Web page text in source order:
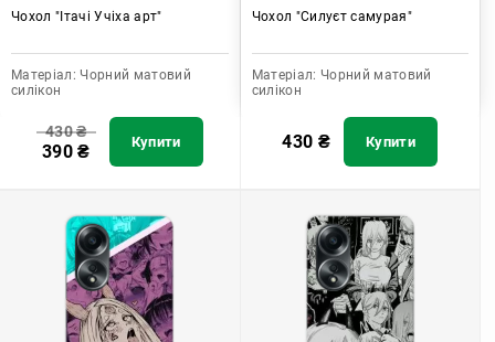
Чохол "Ітачі Учіха арт"
Матеріал: Чорний матовий
силікон
430₴
390₴ Купити
Чохол "Силуєт самурая"
Матеріал: Чорний матовий
силікон
430 ₴ Купити